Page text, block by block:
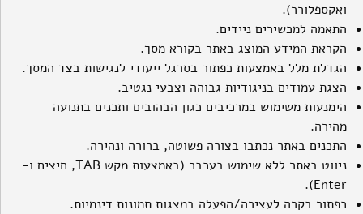
ואקספלורר).
התאמה למכשירים ניידים.
הקראת המידע המוצג באתר בקורא מסך.
הגדלת מלל באמצעות כפתור בסרגל ייעודי לנגישות בצד המסך.
הצגת עמודים בניגודיות גבוהה וצבעי נגטיב.
הימנעות משימוש במרכיבים כגון הבהובים ותכנים בתנועה
מהירה.
התכנים באתר נכתבו בצורה פשוטה, ברורה ונהירה.
ניווט באתר ללא שימוש בעכבר (באמצעות מקש TAB, חיצים ו-
Enter).
כפתור בקרה לעצירה/הפעלה במצגות תמונות דינמיות.